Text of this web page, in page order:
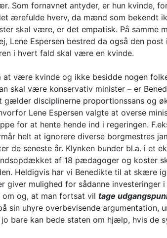
Som fornavnet antyder, er hun kvinde,
ærefulde hverv, da mænd som bekendt
skal være, er det empatisk. På samme
Lene Espersen bestred da også den
i hvert fald skal være en kvinde.
at være kvinde og ikke besidde nogen
skal være konservativ minister – er
gælder disciplinerne proportionssans og
Lene Espersen valgte at overse
for at hente hende ind i regeringen.
helt at ignorere diverse borgmestres
de seneste år. Klynken bunder bl.a. i et
af 18 pædagoger og koster
Heldigvis har vi Benedikte til at skære
giver mulighed for sådanne investeringer
og, at man fortsat vil tage
sin uhyre overbevisende argumentation,
jo bare kan bede staten om hjælp, hvis de